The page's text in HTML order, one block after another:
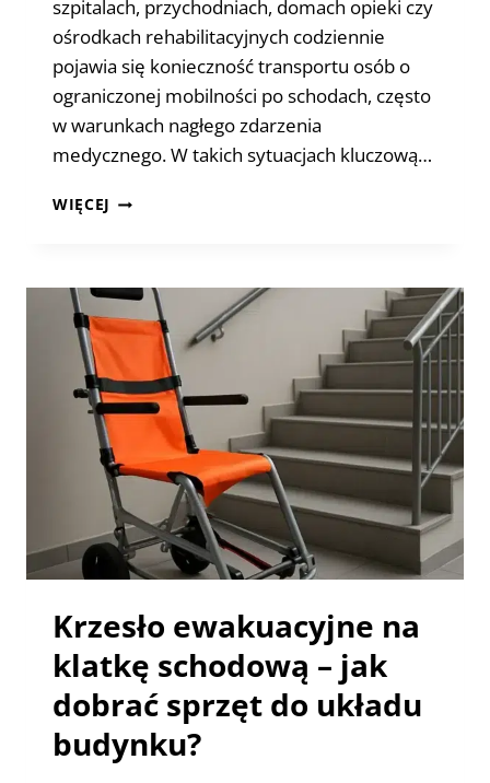
szpitalach, przychodniach, domach opieki czy
ośrodkach rehabilitacyjnych codziennie
pojawia się konieczność transportu osób o
ograniczonej mobilności po schodach, często
w warunkach nagłego zdarzenia
medycznego. W takich sytuacjach kluczową…
WIĘCEJ SCHODOŁAZ
–
JAKIE
ROZWIĄZANIE
SPRAWDZI
SIĘ
NAJLEPIEJ?
Krzesło ewakuacyjne na
klatkę schodową – jak
dobrać sprzęt do układu
budynku?